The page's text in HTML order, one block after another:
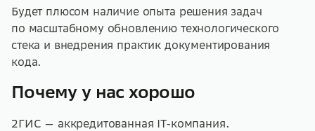
Будет плюсом наличие опыта решения задач
по масштабному обновлению технологического
стека и внедрения практик документирования
кода.
Почему у нас хорошо
2ГИС — аккредитованная IT-компания.